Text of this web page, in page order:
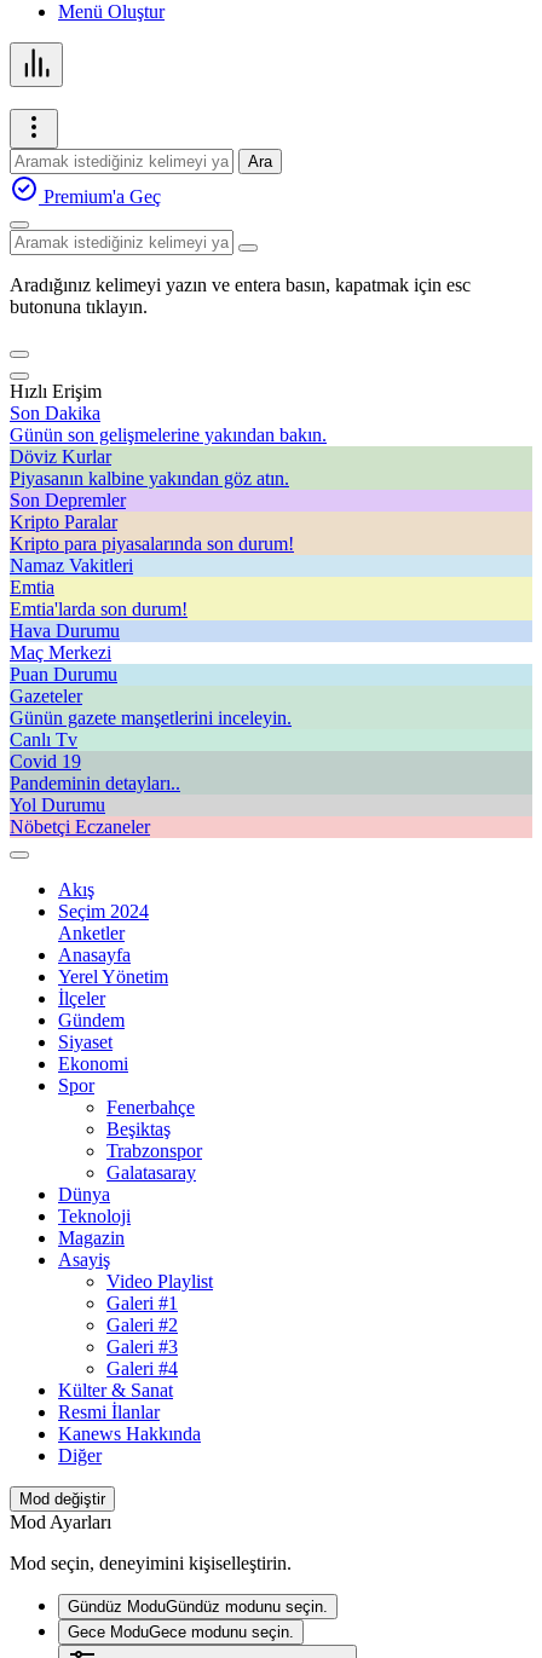
Menü Oluştur
Ara
Premium'a Geç
Aradığınız kelimeyi yazın ve entera basın, kapatmak için esc
butonuna tıklayın.
Hızlı Erişim
Son Dakika
Günün son gelişmelerine yakından bakın.
Döviz Kurlar
Piyasanın kalbine yakından göz atın.
Son Depremler
Kripto Paralar
Kripto para piyasalarında son durum!
Namaz Vakitleri
Emtia
Emtia'larda son durum!
Hava Durumu
Maç Merkezi
Puan Durumu
Gazeteler
Günün gazete manşetlerini inceleyin.
Canlı Tv
Covid 19
Pandeminin detayları..
Yol Durumu
Nöbetçi Eczaneler
Akış
Seçim 2024
Anketler
Anasayfa
Yerel Yönetim
İlçeler
Gündem
Siyaset
Ekonomi
Spor
Fenerbahçe
Beşiktaş
Trabzonspor
Galatasaray
Dünya
Teknoloji
Magazin
Asayiş
Video Playlist
Galeri #1
Galeri #2
Galeri #3
Galeri #4
Külter & Sanat
Resmi İlanlar
Kanews Hakkında
Diğer
Mod değiştir
Mod Ayarları
Mod seçin, deneyimini kişiselleştirin.
Gündüz ModuGündüz modunu seçin.
Gece ModuGece modunu seçin.